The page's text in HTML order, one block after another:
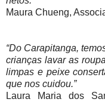
Maura Chueng,
“Do Carapitanga,
crianças lavar as
limpas e peixe
que nos cuidou.”
Laura Maria dos